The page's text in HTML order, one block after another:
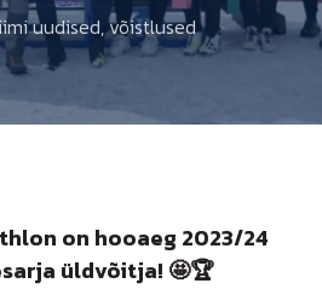
uudised,võistlused
on hooaeg 2023/24
üldvõitja! 🤩🏆